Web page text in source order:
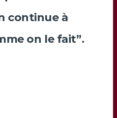
continue à
on le fait”.